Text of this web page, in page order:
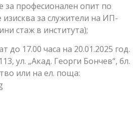
професионален опит по
изисква за служители на ИП-
стаж в института);
до 17.00 часа на 20.01.2025 год.
ул. „Акад. Георги Бончев“, бл.
или на ел. поща: